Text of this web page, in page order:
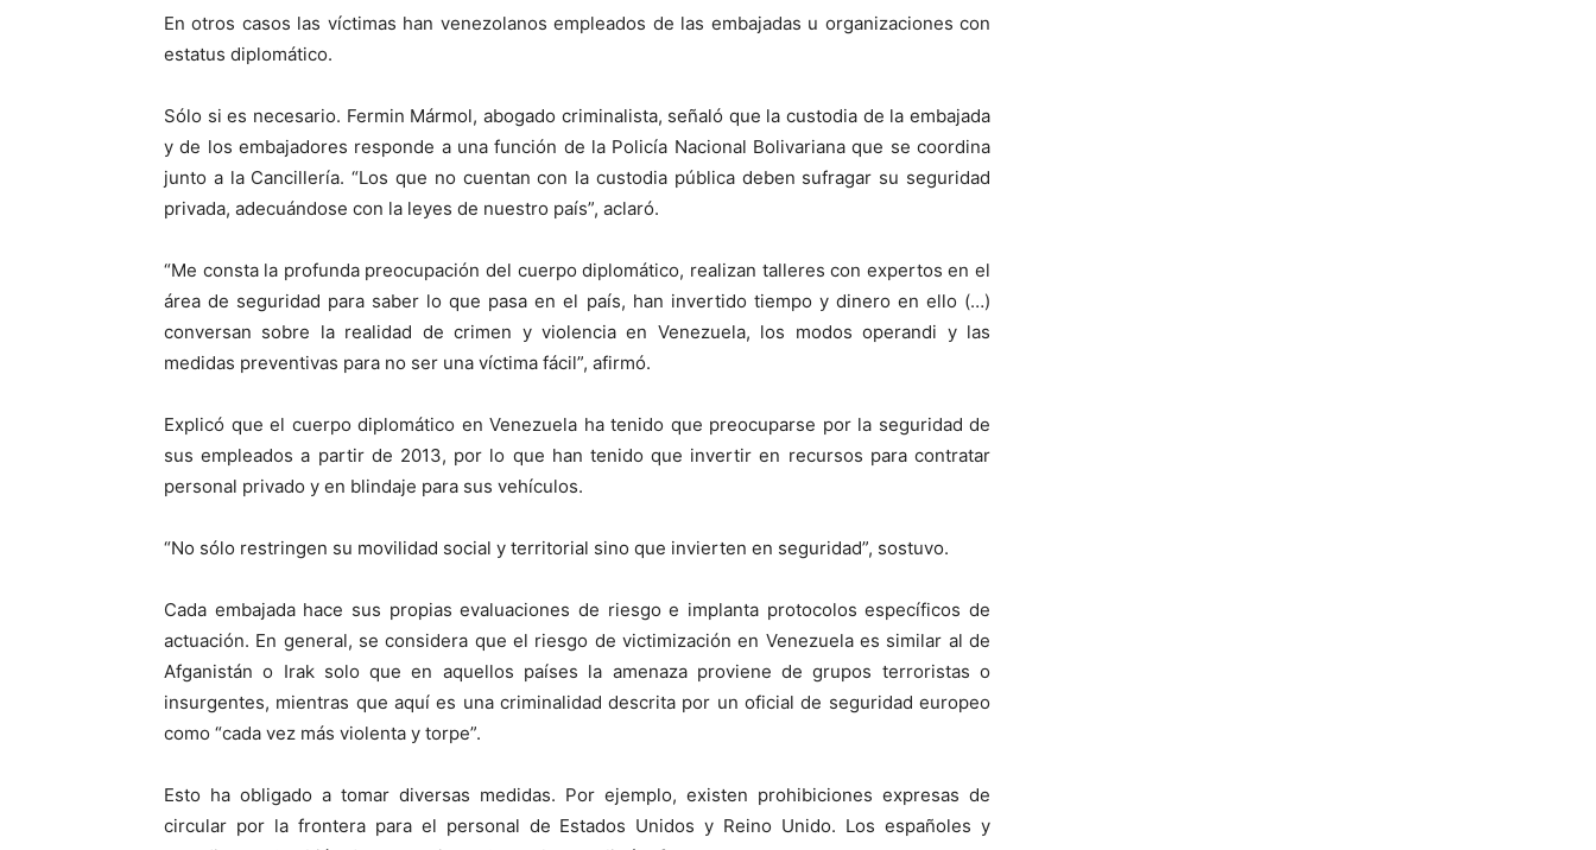
En otros casos las víctimas han venezolanos empleados de las embajadas u organizaciones con
estatus diplomático.
Sólo si es necesario. Fermin Mármol, abogado criminalista, señaló que la custodia de la embajada
y de los embajadores responde a una función de la Policía Nacional Bolivariana que se coordina
junto a la Cancillería. “Los que no cuentan con la custodia pública deben sufragar su seguridad
privada, adecuándose con la leyes de nuestro país”, aclaró.
“Me consta la profunda preocupación del cuerpo diplomático, realizan talleres con expertos en el
área de seguridad para saber lo que pasa en el país, han invertido tiempo y dinero en ello (…)
conversan sobre la realidad de crimen y violencia en Venezuela, los modos operandi y las
medidas preventivas para no ser una víctima fácil”, afirmó.
Explicó que el cuerpo diplomático en Venezuela ha tenido que preocuparse por la seguridad de
sus empleados a partir de 2013, por lo que han tenido que invertir en recursos para contratar
personal privado y en blindaje para sus vehículos.
“No sólo restringen su movilidad social y territorial sino que invierten en seguridad”, sostuvo.
Cada embajada hace sus propias evaluaciones de riesgo e implanta protocolos específicos de
actuación. En general, se considera que el riesgo de victimización en Venezuela es similar al de
Afganistán o Irak solo que en aquellos países la amenaza proviene de grupos terroristas o
insurgentes, mientras que aquí es una criminalidad descrita por un oficial de seguridad europeo
como “cada vez más violenta y torpe”.
Esto ha obligado a tomar diversas medidas. Por ejemplo, existen prohibiciones expresas de
circular por la frontera para el personal de Estados Unidos y Reino Unido. Los españoles y